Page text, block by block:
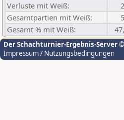
Verluste mit Weiß:
Gesamtpartien mit Weiß:
Gesamt % mit Weiß:
Der Schachturnier-Ergebnis-Server
Impressum / Nutzungsbedingungen